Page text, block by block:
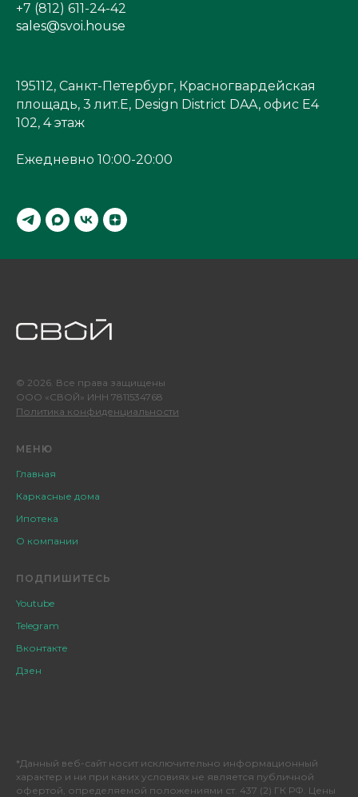
+7 (812) 611-24-42
sales@svoi.house
195112, Санкт-Петербург, Красногвардейская
площадь, 3 лит.Е, Design District DAA, офис Е4
102, 4 этаж
Ежедневно 10:00-20:00
© 2026. Все права защищены
ООО «СВОЙ» ИНН 7811534768
Политика конфиденциальности
МЕНЮ
Главная
Каркасные дома
Ипотека
О компании
ПОДПИШИТЕСЬ
Youtube
Telegram
Вконтакте
Дзен
*Данный веб-сайт носит исключительно информационный
характер и ни при каких условиях не является публичной
офертой, определяемой положениями ст. 437 (2) ГК РФ. Цены